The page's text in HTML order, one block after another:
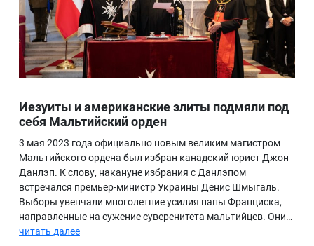
Иезуиты и американские элиты подмяли под
себя Мальтийский орден
3 мая 2023 года официально новым великим магистром
Мальтийского ордена был избран канадский юрист Джон
Данлэп. К слову, накануне избрания с Данлэпом
встречался премьер-министр Украины Денис Шмыгаль.
Выборы увенчали многолетние усилия папы Франциска,
направленные на сужение суверенитета мальтийцев. Они…
читать далее